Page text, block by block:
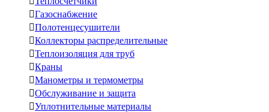
Газоснабжение
Полотенцесушители
Коллекторы распределительные
Теплоизоляция для труб
Краны
Манометры и термометры
Обслуживание и защита
Уплотнительные материалы